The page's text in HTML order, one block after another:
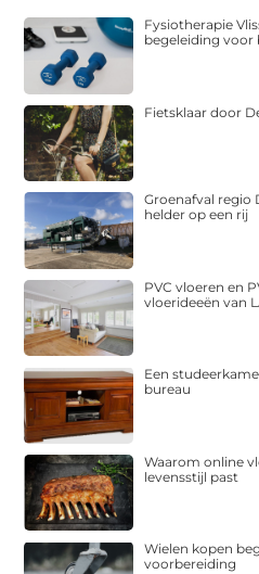
Fysiotherapie
begeleiding voor
Fietsklaar door
Groenafval regio
helder op een rij
PVC vloeren en
vloerideeën van
Een
bureau
Waarom online
levensstijl past
Wielen kopen
voorbereiding